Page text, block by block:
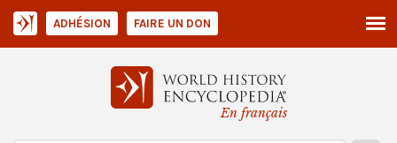
En français
ADHÉSION FAIRE UN DON